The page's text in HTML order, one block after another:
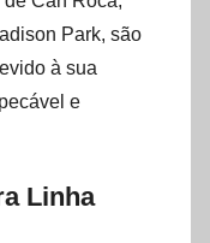
Park, são
à sua
e
Linha